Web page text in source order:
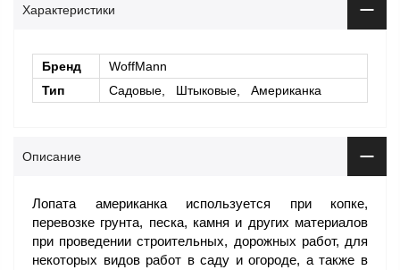
Характеристики
Бренд
WoffMann
Тип
Садовые, Штыковые, Американка
Описание
Лопата американка используется при копке,
перевозке грунта, песка, камня и других материалов
при проведении строительных, дорожных работ, для
некоторых видов работ в саду и огороде, а также в